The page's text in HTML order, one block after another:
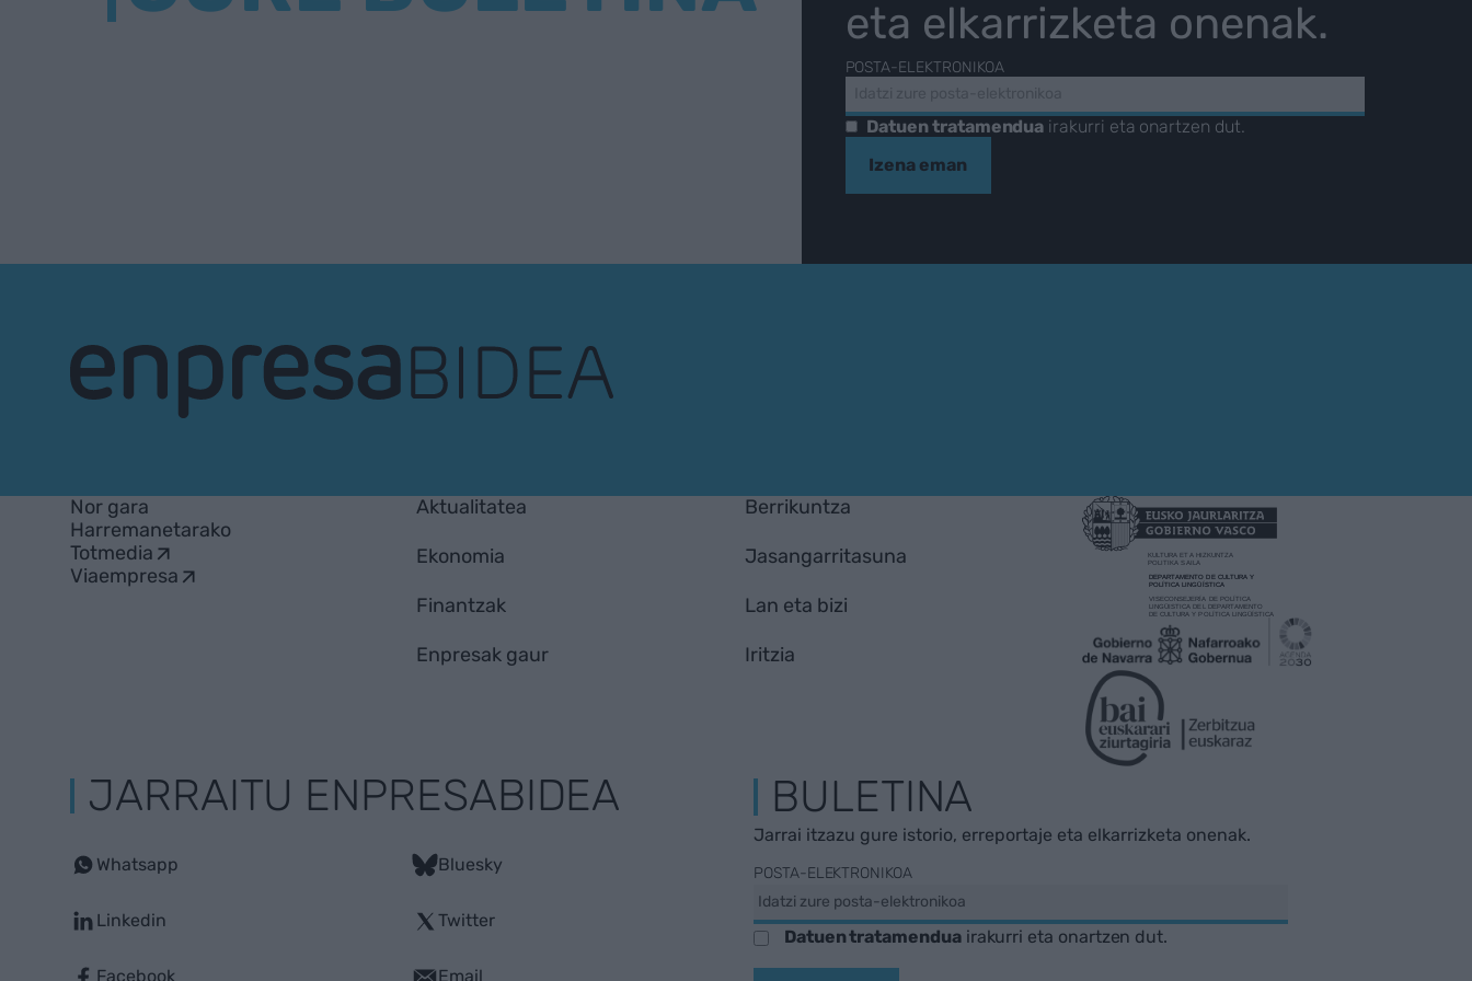
eta elkarrizketa onenak.
POSTA-ELEKTRONIKOA
Datuen tratamendua irakurri eta onartzen dut.
Izena eman
Nor gara
Harremanetarako
Totmedia
Viaempresa
Aktualitatea
Ekonomia
Finantzak
Enpresak gaur
Berrikuntza
Jasangarritasuna
Lan eta bizi
Iritzia
JARRAITU ENPRESABIDEA
Whatsapp
Linkedin
Facebook
Bluesky
Twitter
Email
BULETINA
Jarrai itzazu gure istorio, erreportaje eta elkarrizketa onenak.
POSTA-ELEKTRONIKOA
Datuen tratamenduairakurri eta onartzen dut.